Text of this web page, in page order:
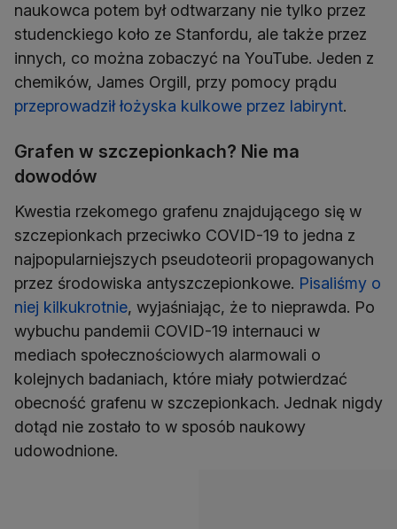
naukowca potem był odtwarzany nie tylko przez
studenckiego koło ze Stanfordu, ale także przez
innych, co można zobaczyć na YouTube. Jeden z
chemików, James Orgill, przy pomocy prądu
przeprowadził łożyska kulkowe przez labirynt.
Grafen w szczepionkach? Nie ma
dowodów
Kwestia rzekomego grafenu znajdującego się w
szczepionkach przeciwko COVID-19 to jedna z
najpopularniejszych pseudoteorii propagowanych
przez środowiska antyszczepionkowe. Pisaliśmy o
niej kilkukrotnie, wyjaśniając, że to nieprawda. Po
wybuchu pandemii COVID-19 internauci w
mediach społecznościowych alarmowali o
kolejnych badaniach, które miały potwierdzać
obecność grafenu w szczepionkach. Jednak nigdy
dotąd nie zostało to w sposób naukowy
udowodnione.